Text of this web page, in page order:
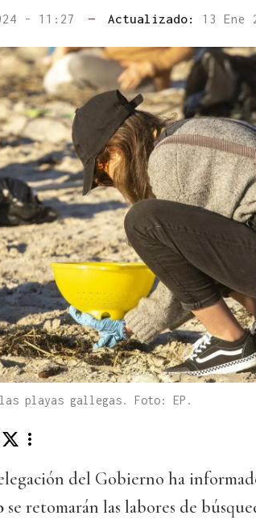
- 11:27 — Actualizado: 13 Ene
playas gallegas. Foto: EP.
del Gobierno ha
se retomarán las labores de